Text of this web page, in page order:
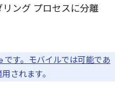
ング プロセスに分離
です。モバイルでは可能であ
されます。